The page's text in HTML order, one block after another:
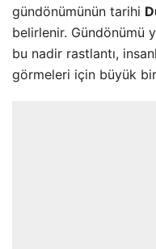
gündönümünün tarihi
belirlenir. Gündönümü
bu nadir rastlantı,
görmeleri için büyük